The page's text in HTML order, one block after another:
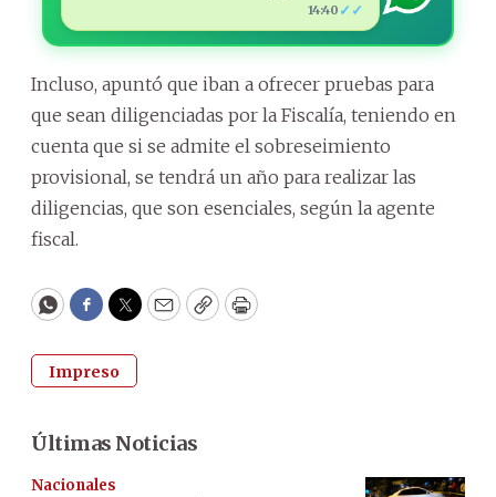
14:40 ✓✓
Incluso, apuntó que iban a ofrecer pruebas para
que sean diligenciadas por la Fiscalía, teniendo en
cuenta que si se admite el sobreseimiento
provisional, se tendrá un año para realizar las
diligencias, que son esenciales, según la agente
fiscal.
WhatsApp
Facebook
Twitter
EmailCopyPrint
Impreso
Últimas Noticias
Nacionales